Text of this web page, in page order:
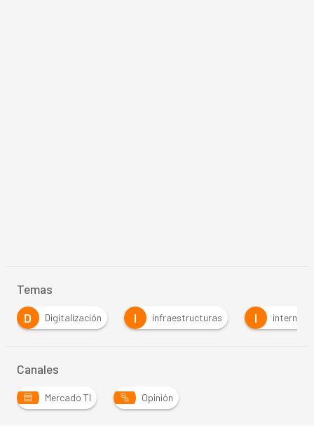
Temas
D
Digitalización I infraestructuras I internet
Canales
Mercado TI Opinión